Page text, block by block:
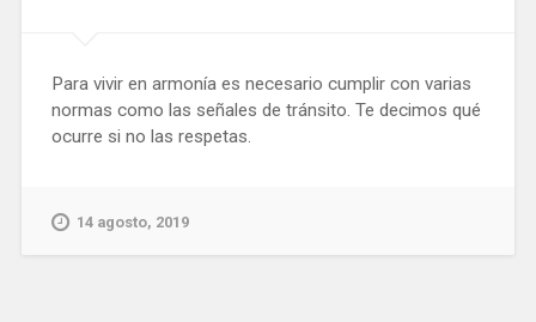
Para vivir en armonía es necesario cumplir con varias
normas como las señales de tránsito. Te decimos qué
ocurre si no las respetas.
14 agosto, 2019